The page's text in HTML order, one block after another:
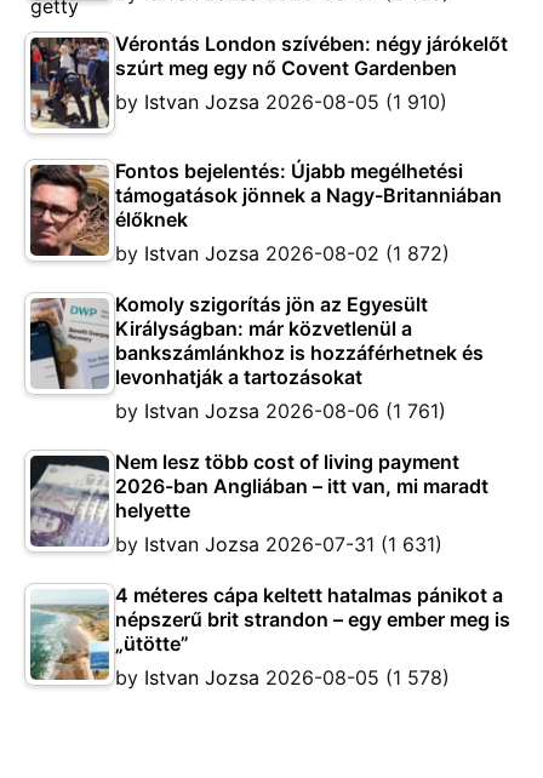
Vérontás London szívében: négy járókelőt
szúrt meg egy nő Covent Gardenben
by Istvan Jozsa 2026-08-05 (1 910)
Fontos bejelentés: Újabb megélhetési
támogatások jönnek a Nagy-Britanniában
élőknek
by Istvan Jozsa 2026-08-02 (1 872)
Komoly szigorítás jön az Egyesült
Királyságban: már közvetlenül a
bankszámlánkhoz is hozzáférhetnek és
levonhatják a tartozásokat
by Istvan Jozsa 2026-08-06 (1 761)
Nem lesz több cost of living payment
2026-ban Angliában – itt van, mi maradt
helyette
by Istvan Jozsa 2026-07-31 (1 631)
4 méteres cápa keltett hatalmas pánikot a
népszerű brit strandon – egy ember meg is
„ütötte”
by Istvan Jozsa 2026-08-05 (1 578)